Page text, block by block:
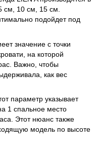
10 см, 15 см.
подойдет под
значение с точки
на которой
Важно, чтобы
как вес
параметр указывает
1 спальное место
Этот нюанс также
модель по высоте